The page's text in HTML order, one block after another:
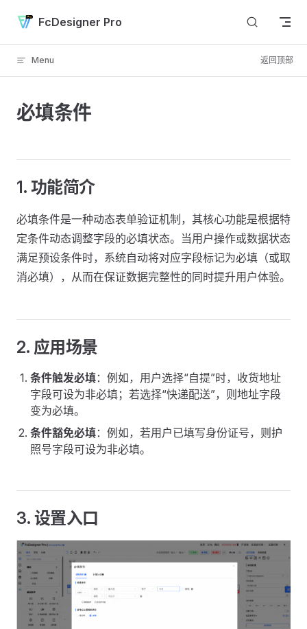
Skip to content
FcDesigner Pro
Menu 返回顶部
必填条件
1. 功能简介
必填条件是一种动态表单验证机制，其核心功能是根据特
定条件动态调整字段的必填状态。当用户操作或数据状态
满足预设条件时，系统自动将对应字段标记为必填（或取
消必填），从而在保证数据完整性的同时提升用户体验。
2. 应用场景
条件触发必填：例如，用户选择“自提”时，收货地址
字段可设为非必填；若选择“快递配送”，则地址字段
变为必填。
条件豁免必填：例如，若用户已填写身份证号，则护
照号字段可设为非必填。
3. 设置入口